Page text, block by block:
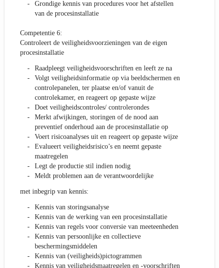
Grondige kennis van procedures voor het afstellen
van de procesinstallatie
Competentie 6:
Controleert de veiligheidsvoorzieningen van de eigen
procesinstallatie
Raadpleegt veiligheidsvoorschriften en leeft ze na
Volgt veiligheidsinformatie op via beeldschermen en
controlepanelen, ter plaatse en/of vanuit de
controlekamer, en reageert op gepaste wijze
Doet veiligheidscontroles/ controlerondes
Merkt afwijkingen, storingen of de nood aan
preventief onderhoud aan de procesinstallatie op
Voert risicoanalyses uit en reageert op gepaste wijze
Evalueert veiligheidsrisico’s en neemt gepaste
maatregelen
Legt de productie stil indien nodig
Meldt problemen aan de verantwoordelijke
met inbegrip van kennis:
Kennis van storingsanalyse
Kennis van de werking van een procesinstallatie
Kennis van regels voor conversie van meeteenheden
Kennis van persoonlijke en collectieve
beschermingsmiddelen
Kennis van (veiligheids)pictogrammen
Kennis van veiligheidsmaatregelen en -voorschriften